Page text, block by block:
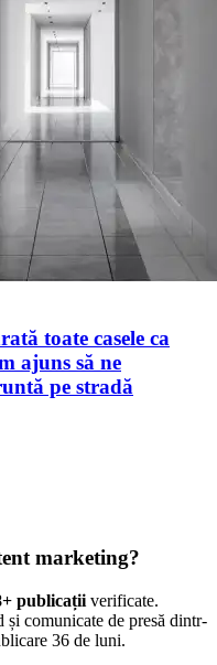
toate casele ca
ajuns să ne
pe stradă
marketing?
+ publicații verificate.
comunicate de presă dintr-
36 de luni.